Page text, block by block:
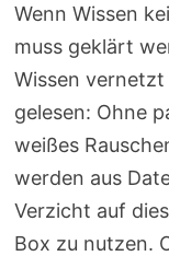
Wenn Wissen
muss geklärt
Wissen
gelesen: Ohne
weißes
werden aus
Verzicht auf
Box zu nutzen.